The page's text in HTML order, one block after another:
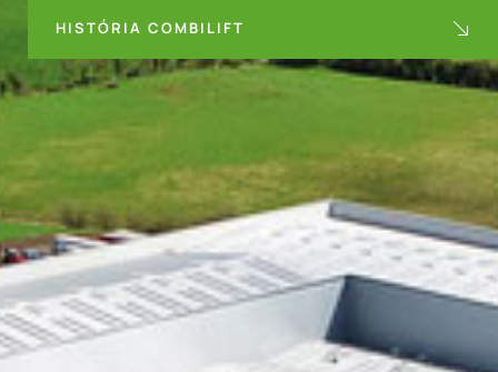
HISTÓRIA COMBILIFT